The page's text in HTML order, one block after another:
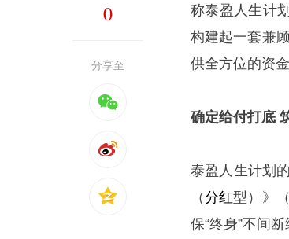
0
分享至
称泰盈人生计
构建起一套兼
供全方位的资金
确定给付打底
泰盈人生计划
（分红型）》
保“终身”不间